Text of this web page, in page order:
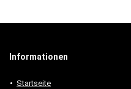
Informationen
Startseite